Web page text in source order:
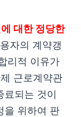
대한 정당한
자의 계약갱
리적 이유가
근로계약관
료되는 것이
을 위하여 판